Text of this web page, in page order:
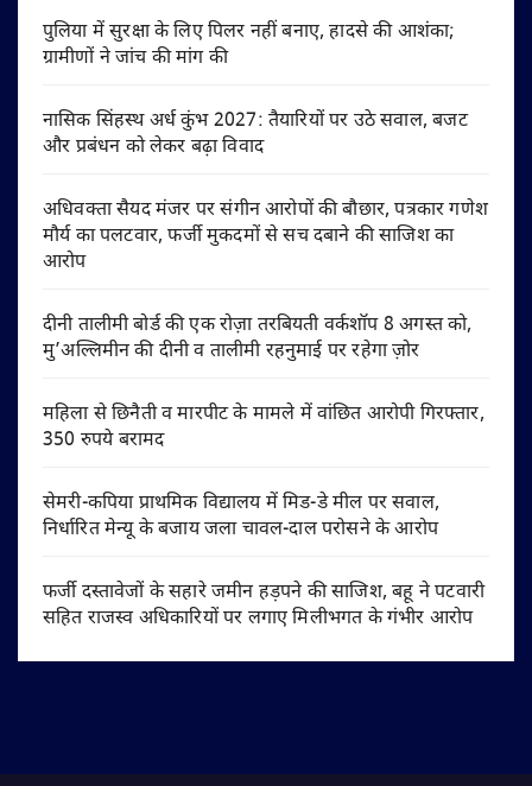
पुलिया में सुरक्षा के लिए पिलर नहीं बनाए, हादसे की आशंका;
ग्रामीणों ने जांच की मांग की
नासिक सिंहस्थ अर्ध कुंभ 2027: तैयारियों पर उठे सवाल, बजट
और प्रबंधन को लेकर बढ़ा विवाद
अधिवक्ता सैयद मंजर पर संगीन आरोपों की बौछार, पत्रकार गणेश
मौर्य का पलटवार, फर्जी मुकदमों से सच दबाने की साजिश का
आरोप
दीनी तालीमी बोर्ड की एक रोज़ा तरबियती वर्कशॉप 8 अगस्त को,
मु’अल्लिमीन की दीनी व तालीमी रहनुमाई पर रहेगा ज़ोर
महिला से छिनैती व मारपीट के मामले में वांछित आरोपी गिरफ्तार,
350 रुपये बरामद
सेमरी-कपिया प्राथमिक विद्यालय में मिड-डे मील पर सवाल,
निर्धारित मेन्यू के बजाय जला चावल-दाल परोसने के आरोप
फर्जी दस्तावेजों के सहारे जमीन हड़पने की साजिश, बहू ने पटवारी
सहित राजस्व अधिकारियों पर लगाए मिलीभगत के गंभीर आरोप